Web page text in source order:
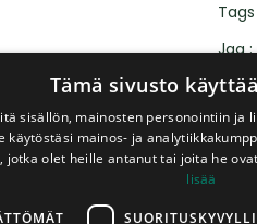
Tags
Jaa :
Tämä sivusto
sisällön, mainosten personointiin ja
käytöstäsi mainos- ja
jotka olet heille antanut tai joita he
lisää